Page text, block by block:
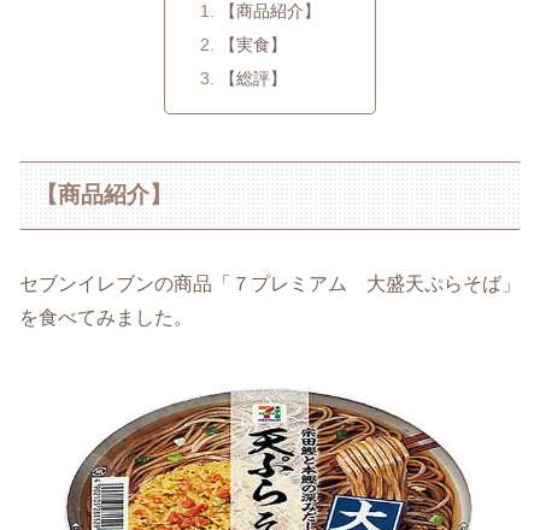
【商品紹介】
【実食】
【総評】
【商品紹介】
セブンイレブンの商品「７プレミアム 大盛天ぷらそば」
を食べてみました。